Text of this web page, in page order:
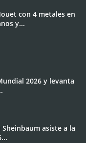
con 4 metales en
y...
2026 y levanta
asiste a la